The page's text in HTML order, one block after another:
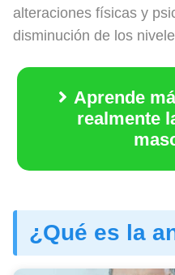
alteraciones físicas y
disminución de los
Aprende
realmente
¿Qué es la